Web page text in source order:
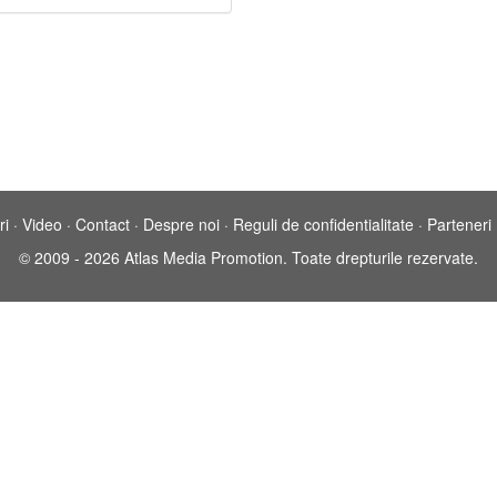
· Video · Contact· Despre noi· Reguli de confidentialitate · Parteneri
© 2009 - 2026 Atlas Media Promotion. Toate drepturile rezervate.